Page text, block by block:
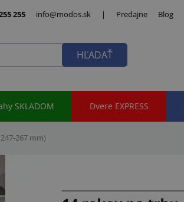
255 info@modos.sk | Predajne Blog
HĽADAŤ
SKLADOM Dvere EXPRESS
267 mm)